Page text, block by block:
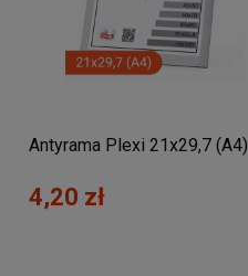
Antyrama Plexi 21x29,7 (A4)
4,20 zł